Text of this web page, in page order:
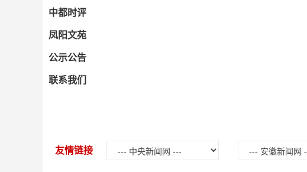
中都时评
凤阳文苑
公示公告
联系我们
友情链接